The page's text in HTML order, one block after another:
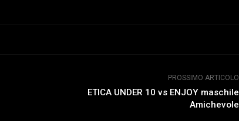
PROSSIMO ARTICOLO
ETICA UNDER 10 vs ENJOY maschile
Amichevole